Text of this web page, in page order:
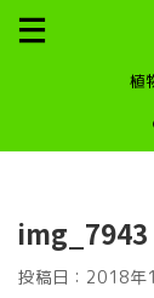
植
img_7943
投稿日： 2018年